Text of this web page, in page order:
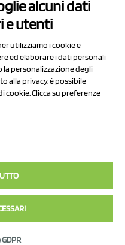
Vignola 315/1
(MO)
50.000,00 i.v.
alcuni dati
e utenti
utilizziamo i cookie e
ed elaborare i dati personali
la personalizzazione degli
alla privacy, è possibile
cookie. Clicca su preferenze